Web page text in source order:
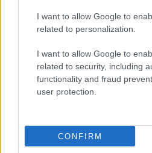
I want to allow Google to
related to personalization.
I want to allow Google to
related to security, including
functionality and fraud
user protection.
CONFIRM